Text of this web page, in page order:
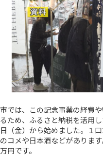
市では、この記念事業の経費
るため、ふるさと納税を活用
日（金）から始めました。１
のコメや日本酒などがありま
万円です。